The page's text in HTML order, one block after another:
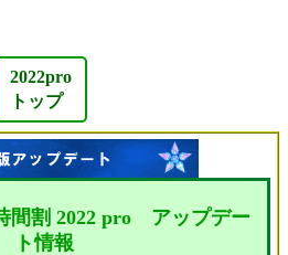
2022pro
トップ
間割 2022 pro アップデー
ト情報